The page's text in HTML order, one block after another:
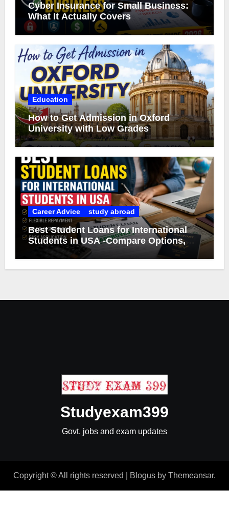
Cyber Insurance for Small Business:
What It Actually Covers
Education
How to Get Admission in Oxford
University with Low Grades
Career Advice study abroad
Best Student Loans for International
Students in USA -Compare Options,
Eligibility & Smart Borrowing Tips
Studyexam399
Govt. jobs and exam updates
Copyright © All rights reserved Blogus by Themeansar.